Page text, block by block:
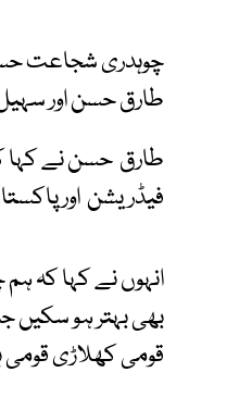
چوہدری شجاعت
طارق حسن اور سہیل
طارق حسن نے کہا
فیڈریشن اور
انہوں نے کہا کہ
بھی بہتر ہو سکیں
قومی کھلاڑی قومی